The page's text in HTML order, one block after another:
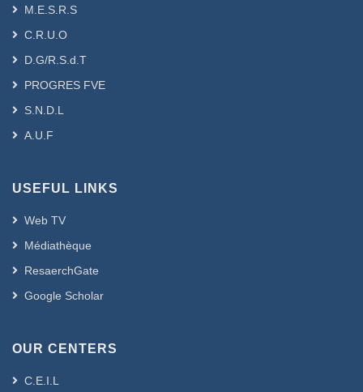
M.E.S.R.S
C.R.U.O
D.G/R.S.d.T
PROGRES FVE
S.N.D.L
A.U.F
USEFUL LINKS
Web TV
Médiathèque
ResaerchGate
Google Scholar
OUR CENTERS
C.E.I.L